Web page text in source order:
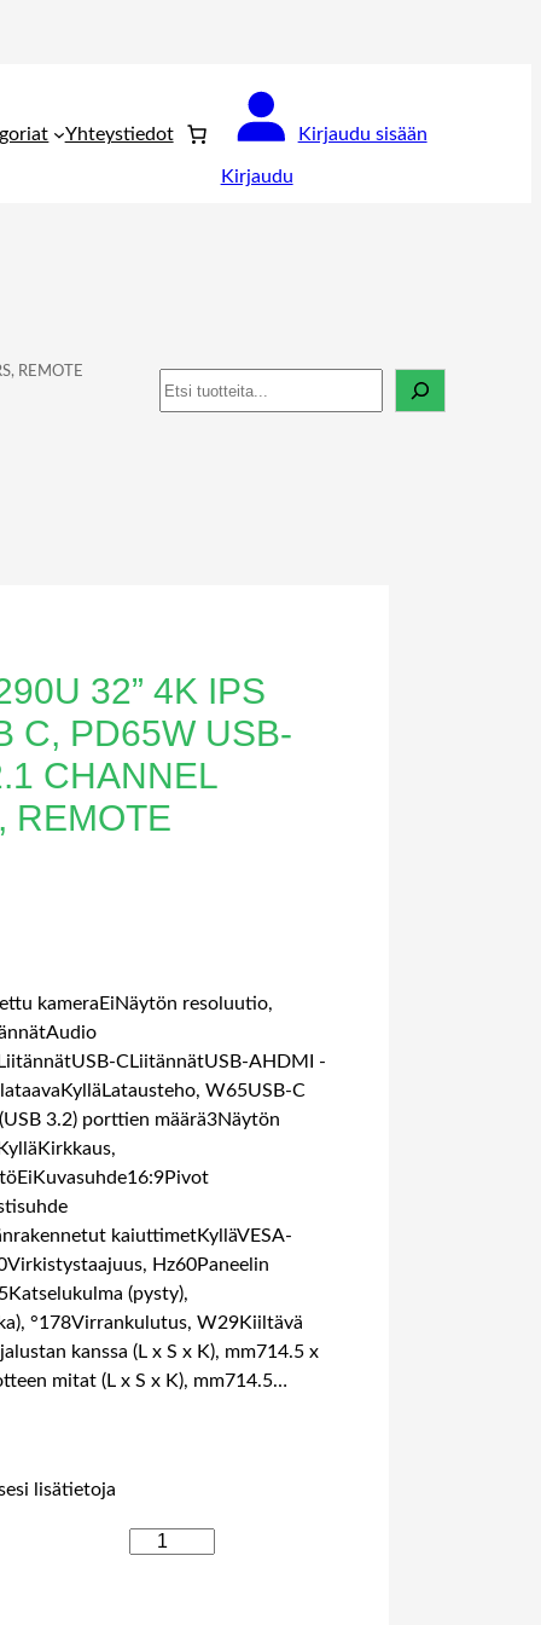
Yhteystiedot
Kirjaudu
Kirjaudu sisään
REMOTE
Haku
32” 4K IPS
C, PD65W USB-
CHANNEL
REMOTE
kameraEiNäytön resoluutio,
CLiitännätUSB-AHDMI -
W65USB-C
3.2) porttien määrä3Näytön
kaiuttimetKylläVESA-
Hz60Paneelin
(pysty),
°178Virrankulutus, W29Kiiltävä
kanssa (L x S x K), mm714.5 x
mitat (L x S x K), mm714.5…
lisätietoja